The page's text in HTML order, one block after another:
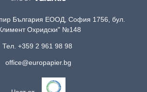
България ЕООД, София 1756, бул.
Охридски" №148
Тел. +359 2 961 98 98
office@europapier.bg